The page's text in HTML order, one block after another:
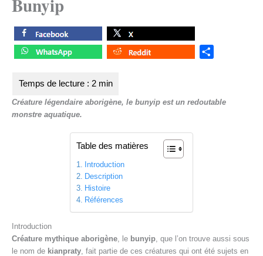
e
Créature légendaire aborigène, le bunyip est un redoutable
monstre aquatique.
Table des matières
Introduction
Description
Histoire
Références
Introduction
Créature mythique aborigène , le bunyip , que l’on trouve aussi sous
le nom de kianpraty , fait partie de ces créatures qui ont été sujets en